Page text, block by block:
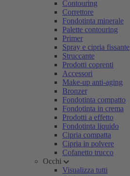
Contouring
Correttore
Fondotinta minerale
Palette contouring
Primer
Spray e cipria fissante
Struccante
Prodotti coprenti
Accessori
Make-up anti-aging
Bronzer
Fondotinta compatto
Fondotinta in crema
Prodotti a effetto
Fondotinta liquido
Cipria compatta
Cipria in polvere
Cofanetto trucco
Occhi
Visualizza tutti